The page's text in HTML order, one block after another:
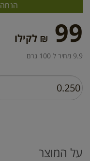
הנחה 5% לחברי מועדון
99 ₪ לקילו
9.9 מחיר ל 100 גרם
על המוצר